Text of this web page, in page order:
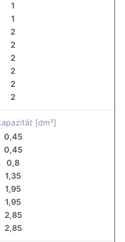
1
1
2
2
2
2
2
2
[dm³]
0,45
0,45
0,8
1,35
1,95
1,95
2,85
2,85